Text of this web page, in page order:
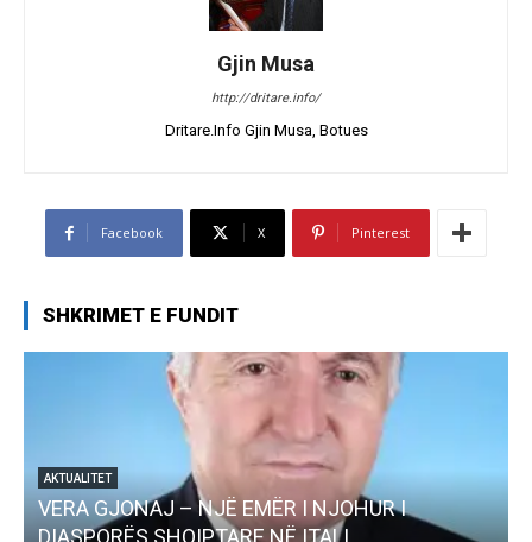
Gjin Musa
http://dritare.info/
Dritare.Info Gjin Musa, Botues
Facebook X Pinterest
SHKRIMET E FUNDIT
GJONAJ – NJË EMËR I NJOHUR I
SHQIPTARE NË ITALI
Pregaditi